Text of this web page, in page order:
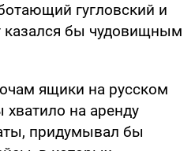
гугловский и
казался бы чудовищным
ящики на русском
хватило на аренду
придумывал бы